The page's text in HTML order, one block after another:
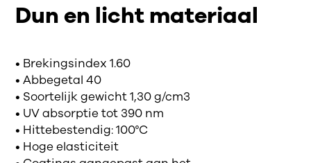
Dun en licht materiaal
• Brekingsindex 1.60
• Abbegetal 40
• Soortelijk gewicht 1,30 g/cm3
• UV absorptie tot 390 nm
• Hittebestendig: 100°C
• Hoge elasticiteit